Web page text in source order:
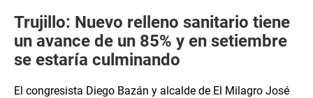
Trujillo: Nuevo relleno sanitario tiene
un avance de un 85% y en setiembre
se estaría culminando
El congresista Diego Bazán y alcalde de El Milagro José